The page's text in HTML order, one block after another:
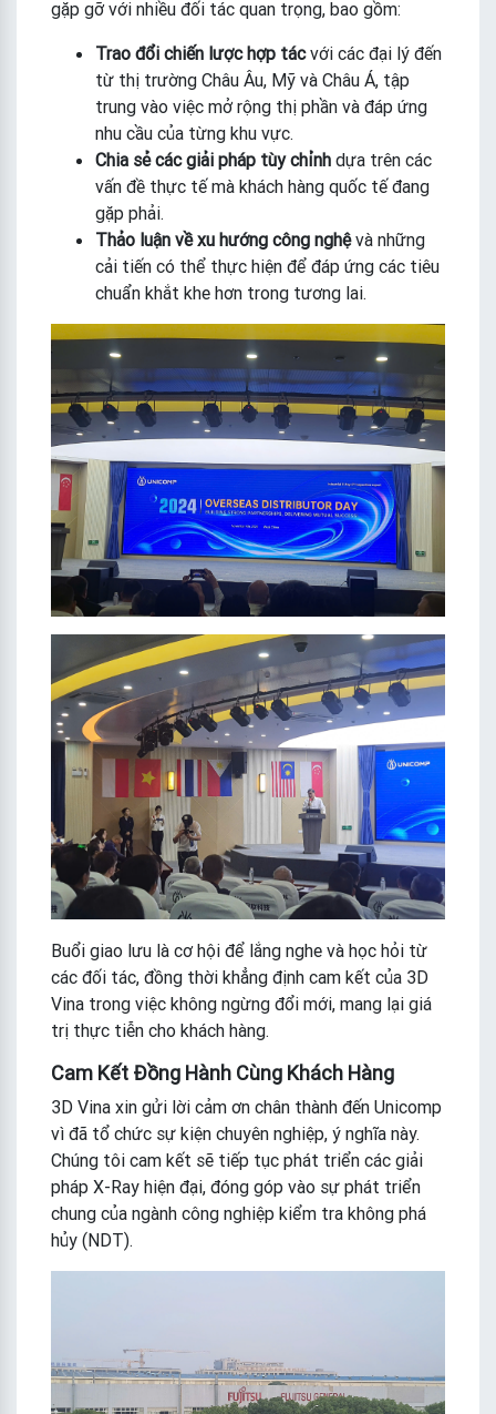
gặp gỡ với nhiều đối tác quan trọng, bao gồm:
Trao đổi chiến lược hợp tácvới các đại lý đến
từ thị trường Châu Âu, Mỹ và Châu Á, tập
trung vào việc mở rộng thị phần và đáp ứng
nhu cầu của từng khu vực.
Chia sẻ các giải pháp tùy chỉnh dựa trên các
vấn đề thực tế mà khách hàng quốc tế đang
gặp phải.
Thảo luận về xu hướng công nghệvà những
cải tiến có thể thực hiện để đáp ứng các tiêu
chuẩn khắt khe hơn trong tương lai.
Buổi giao lưu là cơ hội để lắng nghe và học hỏi từ
các đối tác, đồng thời khẳng định cam kết của 3D
Vina trong việc không ngừng đổi mới, mang lại giá
trị thực tiễn cho khách hàng.
Cam Kết Đồng Hành Cùng Khách Hàng
3D Vina xin gửi lời cảm ơn chân thành đến Unicomp
vì đã tổ chức sự kiện chuyên nghiệp, ý nghĩa này.
Chúng tôi cam kết sẽ tiếp tục phát triển các giải
pháp X-Ray hiện đại, đóng góp vào sự phát triển
chung của ngành công nghiệp kiểm tra không phá
hủy (NDT).